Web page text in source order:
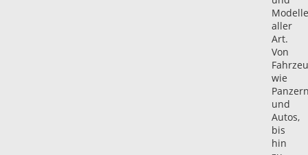
Modelle
aller
Art.
Von
wie
und
Autos,
bis
hin